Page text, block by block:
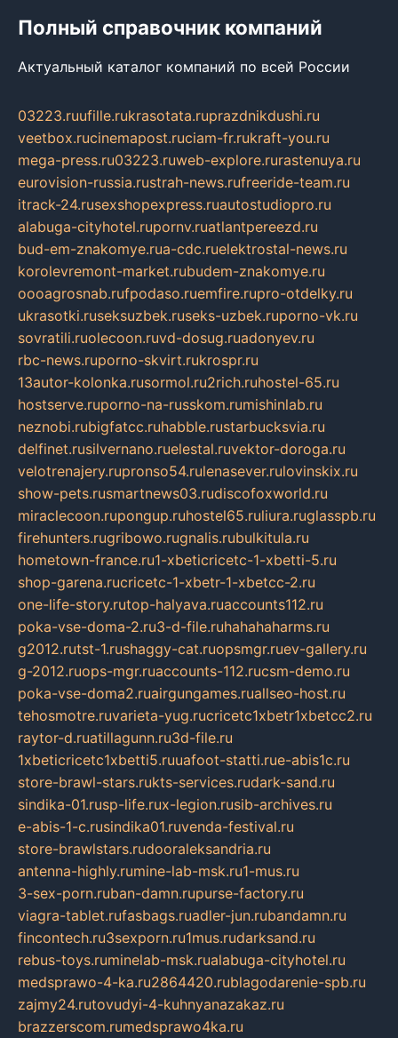
Полный справочник компаний
Актуальный каталог компаний по всей России
03223.ruufille.rukrasotata.ruprazdnikdushi.ru
veetbox.rucinemapost.ruciam-fr.rukraft-you.ru
mega-press.ru03223.ruweb-explore.rurastenuya.ru
eurovision-russia.rustrah-news.rufreeride-team.ru
itrack-24.rusexshopexpress.ruautostudiopro.ru
alabuga-cityhotel.rupornv.ruatlantpereezd.ru
bud-em-znakomye.rua-cdc.ruelektrostal-news.ru
korolevremont-market.rubudem-znakomye.ru
oooagrosnab.rufpodaso.ruemfire.rupro-otdelky.ru
ukrasotki.ruseksuzbek.ruseks-uzbek.ruporno-vk.ru
sovratili.ruolecoon.ruvd-dosug.ruadonyev.ru
rbc-news.ruporno-skvirt.rukrospr.ru
13autor-kolonka.rusormol.ru2rich.ruhostel-65.ru
hostserve.ruporno-na-russkom.rumishinlab.ru
neznobi.rubigfatcc.ruhabble.rustarbucksvia.ru
delfinet.rusilvernano.ruelestal.ruvektor-doroga.ru
velotrenajery.rupronso54.rulenasever.rulovinskix.ru
show-pets.rusmartnews03.rudiscofoxworld.ru
miraclecoon.rupongup.ruhostel65.ruliura.ruglasspb.ru
firehunters.rugribowo.rugnalis.rubulkitula.ru
hometown-france.ru1-xbeticricetc-1-xbetti-5.ru
shop-garena.rucricetc-1-xbetr-1-xbetcc-2.ru
one-life-story.rutop-halyava.ruaccounts112.ru
poka-vse-doma-2.ru3-d-file.ruhahahaharms.ru
g2012.rutst-1.rushaggy-cat.ruopsmgr.ruev-gallery.ru
g-2012.ruops-mgr.ruaccounts-112.rucsm-demo.ru
poka-vse-doma2.ruairgungames.ruallseo-host.ru
tehosmotre.ruvarieta-yug.rucricetc1xbetr1xbetcc2.ru
raytor-d.ruatillagunn.ru3d-file.ru
1xbeticricetc1xbetti5.ruuafoot-statti.rue-abis1c.ru
store-brawl-stars.rukts-services.rudark-sand.ru
sindika-01.rusp-life.rux-legion.rusib-archives.ru
e-abis-1-c.rusindika01.ruvenda-festival.ru
store-brawlstars.rudooraleksandria.ru
antenna-highly.rumine-lab-msk.ru1-mus.ru
3-sex-porn.ruban-damn.rupurse-factory.ru
viagra-tablet.rufasbags.ruadler-jun.rubandamn.ru
fincontech.ru3sexporn.ru1mus.rudarksand.ru
rebus-toys.ruminelab-msk.rualabuga-cityhotel.ru
medsprawo-4-ka.ru2864420.rublagodarenie-spb.ru
zajmy24.rutovudyi-4-kuhnyanazakaz.ru
brazzerscom.rumedsprawo4ka.ru